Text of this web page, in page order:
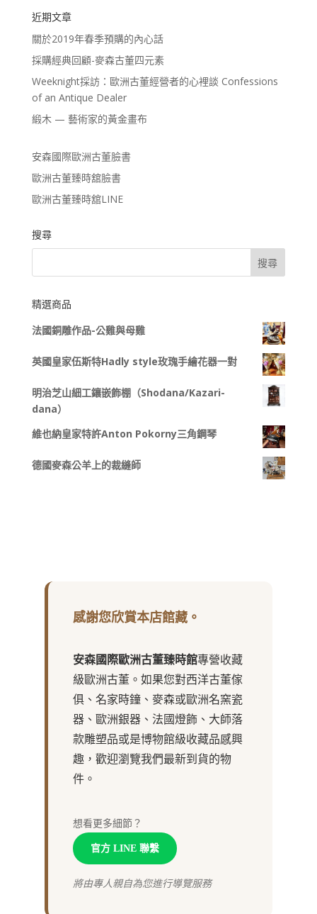
近期文章
關於2019年春季預購的內心話
採購經典回顧-麥森古董四元素
Weeknight採訪：歐洲古董經營者的心裡談 Confessions
of an Antique Dealer
緞木 — 藝術家的黃金畫布
安森國際歐洲古董臉書
歐洲古董臻時舘臉書
歐洲古董臻時舘LINE
搜尋
精選商品
法國銅雕作品-公雞與母雞
英國皇家伍斯特Hadly style玫瑰手繪花器一對
明治芝山細工鑲嵌飾棚（Shodana/Kazari-
dana）
維也納皇家特許Anton Pokorny三角鋼琴
德國麥森公羊上的裁縫師
感謝您欣賞本店館藏。
安森國際歐洲古董臻時館專營收藏
級歐洲古董。如果您對西洋古董傢
俱、名家時鐘、麥森或歐洲名窯瓷
器、歐洲銀器、法國燈飾、大師落
款雕塑品或是博物館級收藏品感興
趣，歡迎瀏覽我們最新到貨的物
件。
想看更多細節？
官方 LINE 聯繫
將由專人親自為您進行導覽服務